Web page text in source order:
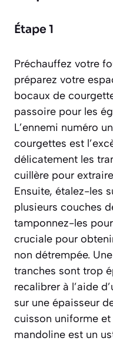
Étape 1
Préchauffez votre
préparez votre
bocaux de
passoire pour les
L’ennemi numéro
courgettes est
délicatement les
cuillère pour
Ensuite, étalez-les
plusieurs couches
tamponnez-les
cruciale pour
non détrempée.
tranches sont trop
recalibrer à l’aide
sur une épaisseur
cuisson uniforme et
mandoline est un